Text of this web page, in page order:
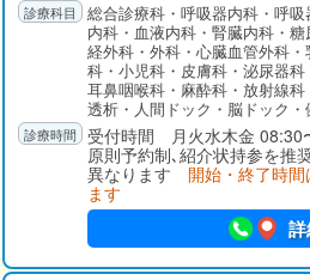
総合診療科・呼吸器内科・呼
内科・血液内科・腎臓内科・
経外科・外科・心臓血管外科
科・小児科・皮膚科・泌尿器
耳鼻咽喉科・麻酔科・放射線
透析・人間ドック・脳ドック
受付時間 月火水木金
原則予約制､紹介状持参を
異なります 開始・終了時
ます
詳